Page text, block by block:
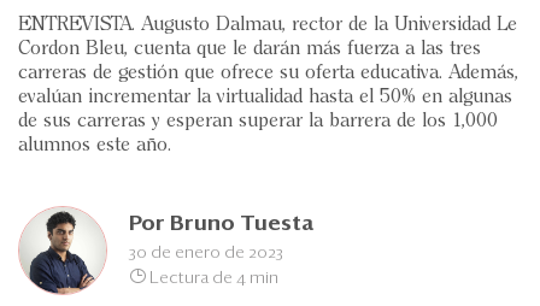
Blogs
Ranking CEO
ENTREVISTA. Augusto Dalmau, rector de la Universidad Le
Cordon Bleu, cuenta que le darán más fuerza a las tres
carreras de gestión que ofrece su oferta educativa. Además,
evalúan incrementar la virtualidad hasta el 50% en algunas
de sus carreras y esperan superar la barrera de los 1,000
alumnos este año.
Por Bruno Tuesta
30 de enero de 2023
Lectura de 4 min